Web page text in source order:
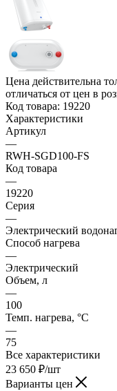
Цена действительна
отличаться от цен в
Код товара: 19220
Характеристики
Артикул
—
RWH-SGD100-FS
Код товара
—
19220
Серия
—
Электрический
Способ нагрева
—
Электрический
Объем, л
—
100
Темп. нагрева, °С
—
75
Все характеристики
23 650 ₽/шт
Варианты цен